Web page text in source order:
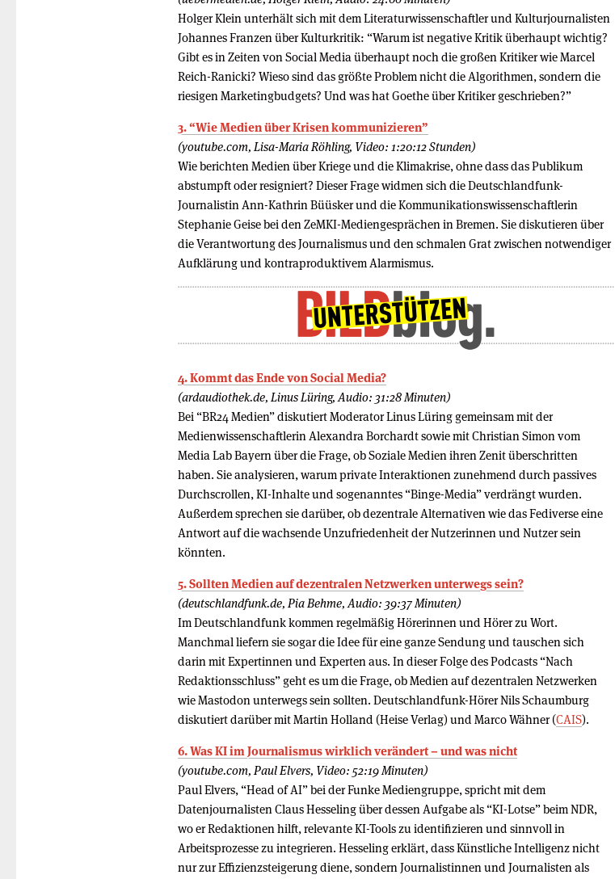
Holger Klein unterhält sich mit dem Literaturwissenschaftler und Kulturjournalisten
Johannes Franzen über Kulturkritik: “Warum ist negative Kritik überhaupt wichtig?
Gibt es in Zeiten von Social Media überhaupt noch die großen Kritiker wie Marcel
Reich-Ranicki? Wieso sind das größte Problem nicht die Algorithmen, sondern die
riesigen Marketingbudgets? Und was hat Goethe über Kritiker geschrieben?”
3. “Wie Medien über Krisen kommunizieren”
(youtube.com, Lisa-Maria Röhling, Video: 1:20:12 Stunden)
Wie berichten Medien über Kriege und die Klimakrise, ohne dass das Publikum
abstumpft oder resigniert? Dieser Frage widmen sich die Deutschlandfunk-
Journalistin Ann-Kathrin Büüsker und die Kommunikationswissenschaftlerin
Stephanie Geise bei den ZeMKI-Mediengesprächen in Bremen. Sie diskutieren über
die Verantwortung des Journalismus und den schmalen Grat zwischen notwendiger
Aufklärung und kontraproduktivem Alarmismus.
4. Kommt das Ende von Social Media?
(ardaudiothek.de, Linus Lüring, Audio: 31:28 Minuten)
Bei “BR24 Medien” diskutiert Moderator Linus Lüring gemeinsam mit der
Medienwissenschaftlerin Alexandra Borchardt sowie mit Christian Simon vom
Media Lab Bayern über die Frage, ob Soziale Medien ihren Zenit überschritten
haben. Sie analysieren, warum private Interaktionen zunehmend durch passives
Durchscrollen, KI-Inhalte und sogenanntes “Binge-Media” verdrängt wurden.
Außerdem sprechen sie darüber, ob dezentrale Alternativen wie das Fediverse eine
Antwort auf die wachsende Unzufriedenheit der Nutzerinnen und Nutzer sein
könnten.
5. Sollten Medien auf dezentralen Netzwerken unterwegs sein?
(deutschlandfunk.de, Pia Behme, Audio: 39:37 Minuten)
Im Deutschlandfunk kommen regelmäßig Hörerinnen und Hörer zu Wort.
Manchmal liefern sie sogar die Idee für eine ganze Sendung und tauschen sich
darin mit Expertinnen und Experten aus. In dieser Folge des Podcasts “Nach
Redaktionsschluss” geht es um die Frage, ob Medien auf dezentralen Netzwerken
wie Mastodon unterwegs sein sollten. Deutschlandfunk-Hörer Nils Schaumburg
diskutiert darüber mit Martin Holland (Heise Verlag) und Marco Wähner (CAIS).
6. Was KI im Journalismus wirklich verändert – und was nicht
(youtube.com, Paul Elvers, Video: 52:19 Minuten)
Paul Elvers, “Head of AI” bei der Funke Mediengruppe, spricht mit dem
Datenjournalisten Claus Hesseling über dessen Aufgabe als “KI-Lotse” beim NDR,
wo er Redaktionen hilft, relevante KI-Tools zu identifizieren und sinnvoll in
Arbeitsprozesse zu integrieren. Hesseling erklärt, dass Künstliche Intelligenz nicht
nur zur Effizienzsteigerung diene, sondern Journalistinnen und Journalisten als